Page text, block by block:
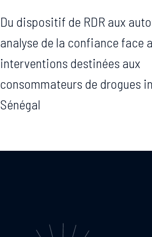
Du dispositif de RDR aux
analyse de la confiance face
interventions destinées aux
consommateurs de drogues
Sénégal